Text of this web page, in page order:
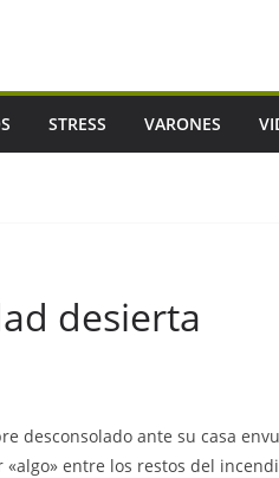
STRESS VARONES
desierta
desconsolado ante su casa
entre los restos del